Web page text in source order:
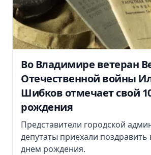
Во Владимире ветеран
Отечественной войны
Шибков отмечает свой
рождения
Представители городской
депутаты приехали поздравить
днем рождения.